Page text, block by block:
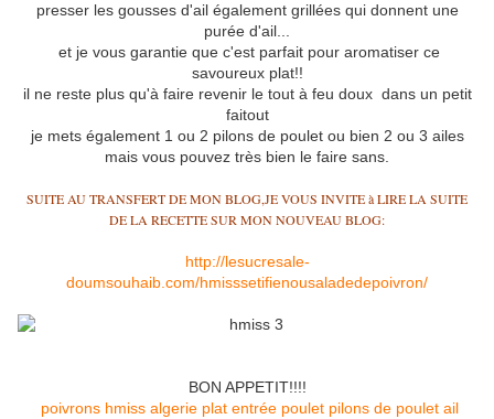
presser les gousses d'ail également grillées qui donnent une
purée d'ail...
et je vous garantie que c'est parfait pour aromatiser ce
savoureux plat!!
il ne reste plus qu'à faire revenir le tout à feu doux dans un petit
faitout
je mets également 1 ou 2 pilons de poulet ou bien 2 ou 3 ailes
mais vous pouvez très bien le faire sans.
SUITE AU TRANSFERT DE MON BLOG,JE VOUS INVITE à LIRE LA SUITE
DE LA RECETTE SUR MON NOUVEAU BLOG:
http://lesucresale-
doumsouhaib.com/hmisssetifienousaladedepoivron/
BON APPETIT!!!!
poivrons hmiss algerie plat entrée poulet pilons de poulet ail